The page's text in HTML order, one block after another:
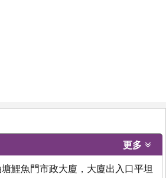
更多
鯉魚門市政大廈，大廈出入口平坦